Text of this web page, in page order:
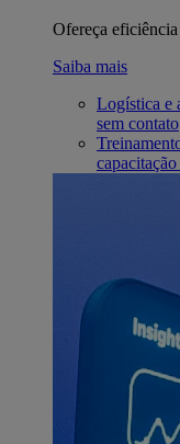
Ofereça
Saiba mais
Logística e
sem contato